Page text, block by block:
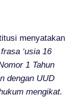
menyatakan
‘usia 16
1 Tahun
dengan UUD
mengikat.